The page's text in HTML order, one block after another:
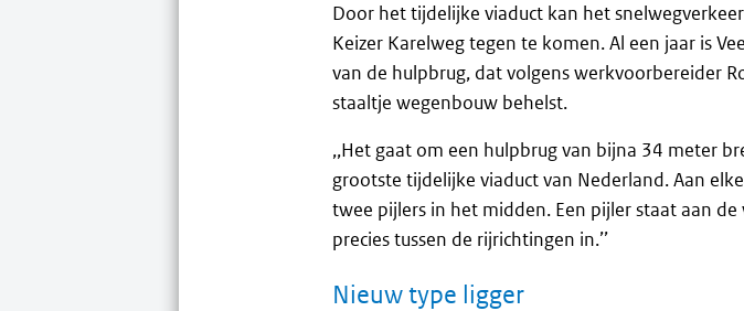
Door het tijdelijke viaduct kan het
Keizer Karelweg tegen te komen. Al een jaar is
van de hulpbrug, dat volgens werkvoorbereider
staaltje wegenbouw behelst.
,,Het gaat om een hulpbrug van bijna 34 meter
grootste tijdelijke viaduct van Nederland. Aan
twee pijlers in het midden. Een pijler staat aan
precies tussen de rijrichtingen in.’’
Nieuw type ligger